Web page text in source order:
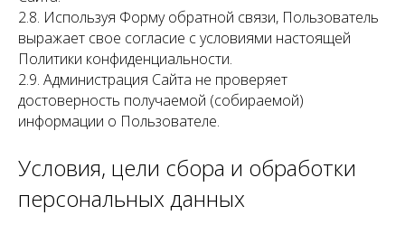
2.8. Используя Форму обратной связи, Пользователь
выражает свое согласие с условиями настоящей
Политики конфиденциальности.
2.9. Администрация Сайта не проверяет
достоверность получаемой (собираемой)
информации о Пользователе.
Условия, цели сбора и обработки
персональных данных